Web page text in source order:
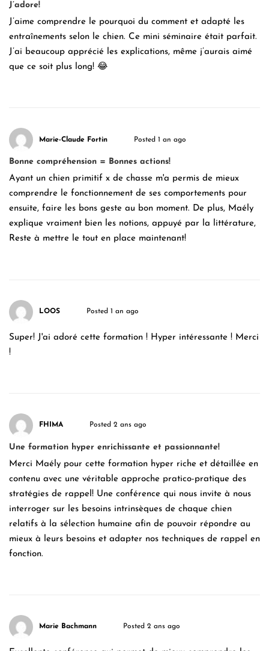
J’adore!
J’aime comprendre le pourquoi du comment et adapté les
entraînements selon le chien. Ce mini séminaire était parfait.
J’ai beaucoup apprécié les explications, même j’aurais aimé
que ce soit plus long! 😂
Marie-Claude Fortin Posted 1 an ago
Bonne compréhension = Bonnes actions!
Ayant un chien primitif x de chasse m'a permis de mieux
comprendre le fonctionnement de ses comportements pour
ensuite, faire les bons geste au bon moment. De plus, Maély
explique vraiment bien les notions, appuyé par la littérature,
Reste à mettre le tout en place maintenant!
LOOS Posted 1 an ago
Super! J'ai adoré cette formation ! Hyper intéressante ! Merci
!
FHIMA Posted 2 ans ago
Une formation hyper enrichissante et passionnante!
Merci Maély pour cette formation hyper riche et détaillée en
contenu avec une véritable approche pratico-pratique des
stratégies de rappel! Une conférence qui nous invite à nous
interroger sur les besoins intrinsèques de chaque chien
relatifs à la sélection humaine afin de pouvoir répondre au
mieux à leurs besoins et adapter nos techniques de rappel en
fonction.
Marie Bachmann Posted 2 ans ago